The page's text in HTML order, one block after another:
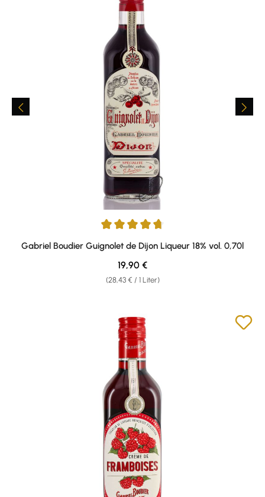
Durchschnittliche Bewertung von 4.75 von 5 Sternen
Gabriel Boudier Guignolet de Dijon Liqueur 18% vol. 0,70l
(28,43 € / 1 Liter)
Regulärer Preis:
19,90 €